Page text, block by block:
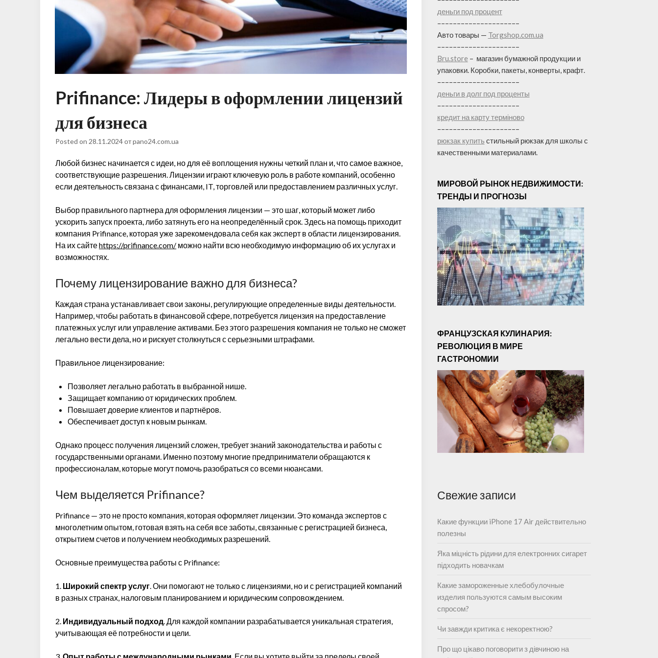
Prifinance: Лидеры в оформлении лицензий
для бизнеса
Posted on 28.11.2024отpano24.com.ua
Любой бизнес начинается с идеи, но для её воплощения нужны четкий план и, что самое важное,
соответствующие разрешения. Лицензии играют ключевую роль в работе компаний, особенно
если деятельность связана с финансами, IT, торговлей или предоставлением различных услуг.
Выбор правильного партнера для оформления лицензии — это шаг, который может либо
ускорить запуск проекта, либо затянуть его на неопределённый срок. Здесь на помощь приходит
компания Prifinance, которая уже зарекомендовала себя как эксперт в области лицензирования.
На их сайтеhttps://prifinance.com/ можно найти всю необходимую информацию об их услугах и
возможностях.
Почему лицензирование важно для бизнеса?
Каждая страна устанавливает свои законы, регулирующие определенные виды деятельности.
Например, чтобы работать в финансовой сфере, потребуется лицензия на предоставление
платежных услуг или управление активами. Без этого разрешения компания не только не сможет
легально вести дела, но и рискует столкнуться с серьезными штрафами.
Правильное лицензирование:
Позволяет легально работать в выбранной нише.
Защищает компанию от юридических проблем.
Повышает доверие клиентов и партнёров.
Обеспечивает доступ к новым рынкам.
Однако процесс получения лицензий сложен, требует знаний законодательства и работы с
государственными органами. Именно поэтому многие предприниматели обращаются к
профессионалам, которые могут помочь разобраться со всеми нюансами.
Чем выделяется Prifinance?
Prifinance — это не просто компания, которая оформляет лицензии. Это команда экспертов с
многолетним опытом, готовая взять на себя все заботы, связанные с регистрацией бизнеса,
открытием счетов и получением необходимых разрешений.
Основные преимущества работы с Prifinance:
1. Широкий спектр услуг. Они помогают не только с лицензиями, но и с регистрацией компаний
в разных странах, налоговым планированием и юридическим сопровождением.
2. Индивидуальный подход. Для каждой компании разрабатывается уникальная стратегия,
учитывающая её потребности и цели.
деньги под процент
–––––––––––––––––––––
Авто товары — Torgshop.com.ua
–––––––––––––––––––––
Bru.store – магазин бумажной продукции и
упаковки. Коробки, пакеты, конверты, крафт.
–––––––––––––––––––––
деньги в долг под проценты
–––––––––––––––––––––
кредит на карту терміново
–––––––––––––––––––––
рюкзак купить стильный рюкзак для школы с
качественными материалами.
МИРОВОЙ РЫНОК НЕДВИЖИМОСТИ:
ТРЕНДЫ И ПРОГНОЗЫ
ФРАНЦУЗСКАЯ КУЛИНАРИЯ:
РЕВОЛЮЦИЯ В МИРЕ
ГАСТРОНОМИИ
Свежие записи
Какие функции iPhone 17 Air действительно
полезны
Яка міцність рідини для електронних сигарет
підходить новачкам
Какие замороженные хлебобулочные
изделия пользуются самым высоким
спросом?
Чи завжди критика є некоректною?
Про що цікаво поговорити з дівчиною на